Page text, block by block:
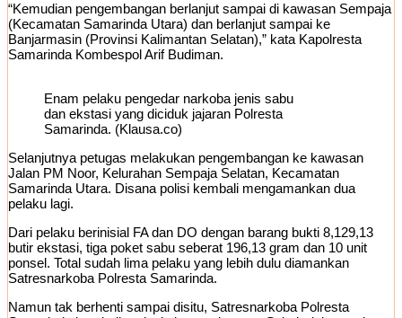
“Kemudian pengembangan berlanjut sampai di kawasan Sempaja
(Kecamatan Samarinda Utara) dan berlanjut sampai ke
Banjarmasin (Provinsi Kalimantan Selatan),” kata Kapolresta
Samarinda Kombespol Arif Budiman.
Enam pelaku pengedar narkoba jenis sabu
dan ekstasi yang diciduk jajaran Polresta
Samarinda. (Klausa.co)
Selanjutnya petugas melakukan pengembangan ke kawasan
Jalan PM Noor, Kelurahan Sempaja Selatan, Kecamatan
Samarinda Utara. Disana polisi kembali mengamankan dua
pelaku lagi.
Dari pelaku berinisial FA dan DO dengan barang bukti 8,129,13
butir ekstasi, tiga poket sabu seberat 196,13 gram dan 10 unit
ponsel. Total sudah lima pelaku yang lebih dulu diamankan
Satresnarkoba Polresta Samarinda.
Namun tak berhenti sampai disitu, Satresnarkoba Polresta